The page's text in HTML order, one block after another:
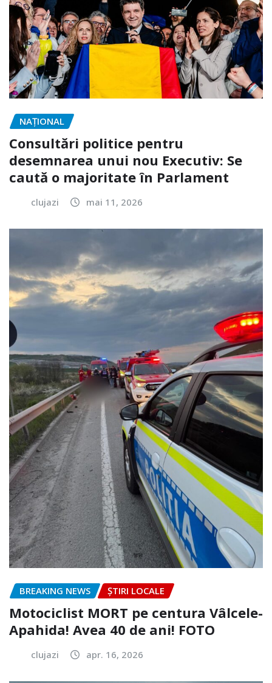
NAŢIONAL
Consultări politice pentru
desemnarea unui nou Executiv: Se
caută o majoritate în Parlament
clujazi mai 11, 2026
BREAKING NEWS ȘTIRI LOCALE
Motociclist MORT pe centura Vâlcele-
Apahida! Avea 40 de ani! FOTO
clujazi apr. 16, 2026